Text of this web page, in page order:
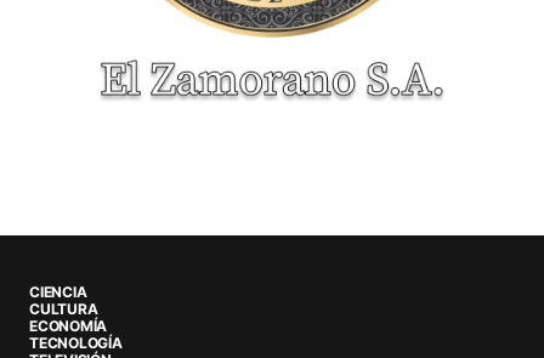
CIENCIA
CULTURA
ECONOMÍA
TECNOLOGÍA